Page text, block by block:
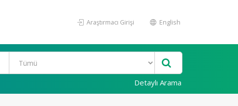
Araştırmacı Girişi English
Detaylı Arama